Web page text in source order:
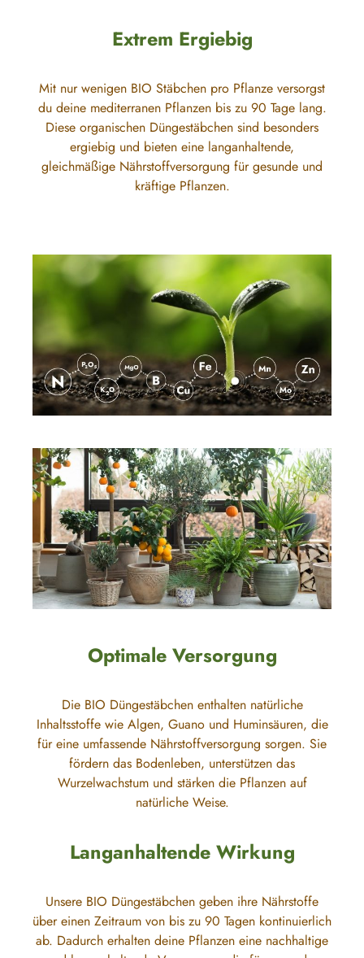
Extrem Ergiebig
Mit nur wenigen BIO Stäbchen pro Pflanze versorgst
du deine mediterranen Pflanzen bis zu 90 Tage lang.
Diese organischen Düngestäbchen sind besonders
ergiebig und bieten eine langanhaltende,
gleichmäßige Nährstoffversorgung für gesunde und
kräftige Pflanzen.
Optimale Versorgung
Die BIO Düngestäbchen enthalten natürliche
Inhaltsstoffe wie Algen, Guano und Huminsäuren, die
für eine umfassende Nährstoffversorgung sorgen. Sie
fördern das Bodenleben, unterstützen das
Wurzelwachstum und stärken die Pflanzen auf
natürliche Weise.
Langanhaltende Wirkung
Unsere BIO Düngestäbchen geben ihre Nährstoffe
über einen Zeitraum von bis zu 90 Tagen kontinuierlich
ab. Dadurch erhalten deine Pflanzen eine nachhaltige